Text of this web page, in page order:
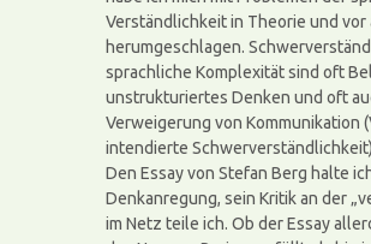
Verständlichkeit in Theorie und vor
herumgeschlagen.
sprachliche Komplexität sind oft
unstrukturiertes Denken und oft
Verweigerung von Kommunikation
intendierte
Den Essay von Stefan Berg halte
Denkanregung, sein Kritik an der
im Netz teile ich. Ob der Essay